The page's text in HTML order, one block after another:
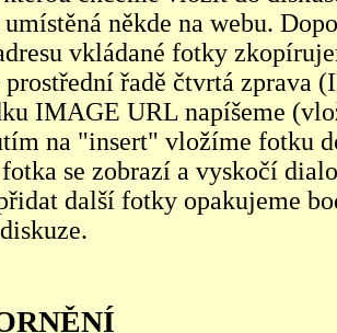
někde na webu.
vkládané fotky
prostřední řadě čtvrtá zprava
IMAGE URL napíšeme
na "insert" vložíme fotku
fotka se zobrazí a vyskočí
další fotky opakujeme